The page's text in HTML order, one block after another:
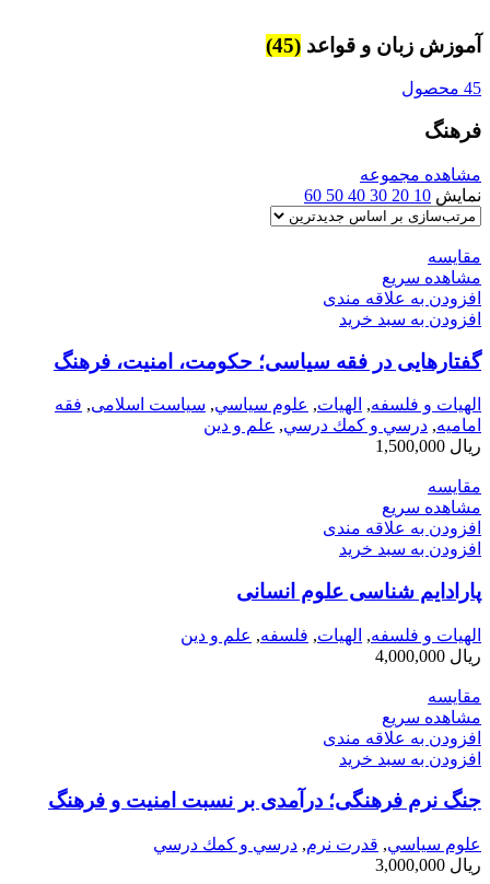
آموزش زبان و قواعد (45)
45 محصول
فرهنگ
مشاهده مجموعه
نمایش 10
20
30
40
50
60
مقایسه
مشاهده سریع
افزودن به علاقه مندی
افزودن به سبد خرید
گفتارهایی در فقه سیاسی؛ حکومت، امنیت، فرهنگ
الهیات و فلسفه, الهيات, علوم سياسي, سیاست اسلامی, فقه
امامیه, درسي و كمك درسي, علم و دین
ریال
مقایسه
مشاهده سریع
افزودن به علاقه مندی
افزودن به سبد خرید
پارادایم شناسی علوم انسانی
الهیات و فلسفه, الهيات, فلسفه, علم و دین
ریال
مقایسه
مشاهده سریع
افزودن به علاقه مندی
افزودن به سبد خرید
جنگ نرم فرهنگی؛ درآمدی بر نسبت امنیت و فرهنگ
علوم سياسي, قدرت نرم, درسي و كمك درسي
ریال